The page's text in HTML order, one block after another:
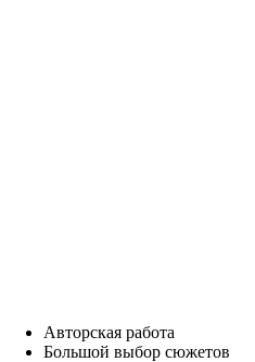
Авторская работа
Большой выбор сюжетов